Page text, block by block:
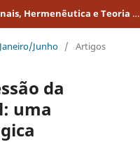
Revista de Estudos Constitucionais, Hermenêutica e Teoria do Direito
Junho / Artigos
da
uma